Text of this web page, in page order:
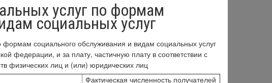
услуг по формам
социальных услуг
социального обслуживания и видам социальных услуг
федерации, и за плату, частичную плату в соответствии с
физических лиц и (или) юридических лиц
Фактическая численность получателей